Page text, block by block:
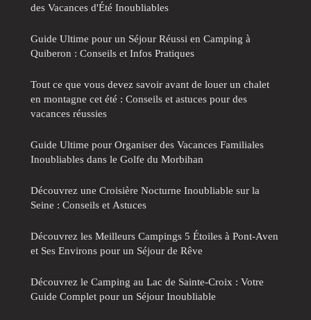
des Vacances d'Été Inoubliables
Guide Ultime pour un Séjour Réussi en Camping à
Quiberon : Conseils et Infos Pratiques
Tout ce que vous devez savoir avant de louer un chalet
en montagne cet été : Conseils et astuces pour des
vacances réussies
Guide Ultime pour Organiser des Vacances Familiales
Inoubliables dans le Golfe du Morbihan
Découvrez une Croisière Nocturne Inoubliable sur la
Seine : Conseils et Astuces
Découvrez les Meilleurs Campings 5 Étoiles à Pont-Aven
et Ses Environs pour un Séjour de Rêve
Découvrez le Camping au Lac de Sainte-Croix : Votre
Guide Complet pour un Séjour Inoubliable